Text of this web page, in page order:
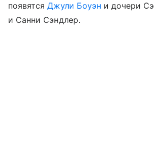
появятсяДжули Боуэн и дочери
и Санни Сэндлер.